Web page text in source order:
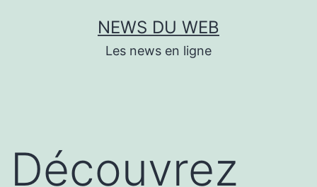
NEWS DU WEB
Les news en ligne
Découvrez